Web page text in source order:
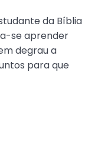
da Bíblia
se aprender
degrau a
para que